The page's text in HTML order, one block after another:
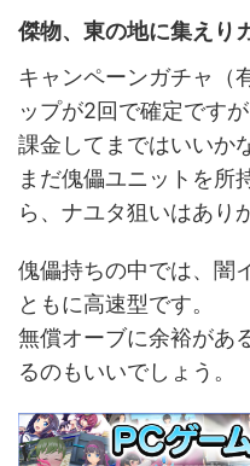
傑物、東の地に集えり
キャンペーンガチャ（
ップが2回で確定ですが
課金してまではいいか
まだ傀儡ユニットを所
ら、ナユタ狙いはあり
傀儡持ちの中では、闇
ともに高速型です。
無償オーブに余裕があ
るのもいいでしょう。